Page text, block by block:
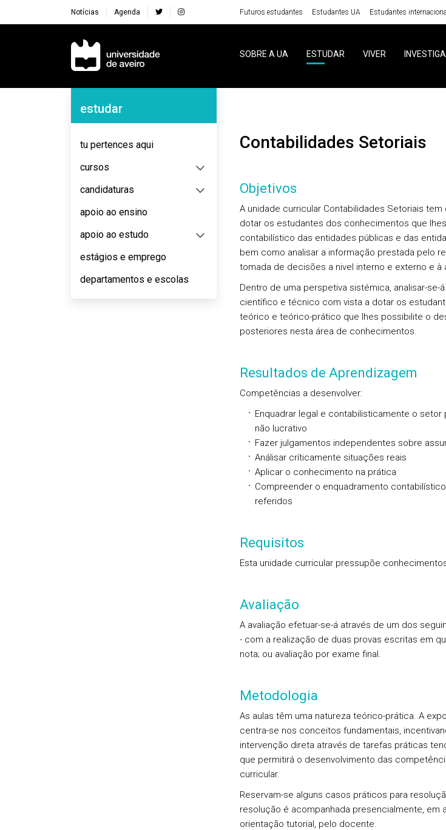
Notícias Agenda Futuros estudantes Estudantes UA Estudantes
Navegação Principal
SOBRE A UA ESTUDAR VIVER
Navegação Lateral
estudar
tu pertences aqui
cursos
candidaturas
apoio ao ensino
apoio ao estudo
estágios e emprego
departamentos e escolas
Contabilidades Setoriais
Objetivos
A unidade curricular Contabilidades Setoriais
dotar os estudantes dos conhecimentos que
contabilístico das entidades públicas e das
bem como analisar a informação prestada pelo
tomada de decisões a nivel interno e externo e à
Dentro de uma perspetiva sistémica, analisar-se-
científico e técnico com vista a dotar os
teórico e teórico-prático que lhes possibilite o
posteriores nesta área de conhecimentos.
Resultados de Aprendizagem
Competências a desenvolver:
Enquadrar legal e contabilisticamente o
não lucrativo
Fazer julgamentos independentes sobre
Análisar críticamente situações reais
Aplicar o conhecimento na prática
Compreender o enquadramento
referidos
Requisitos
Esta unidade curricular pressupõe
Avaliação
A avaliação efetuar-se-á através de um dos
- com a realização de duas provas escritas em
nota; ou avaliação por exame final.
Metodologia
As aulas têm uma natureza teórico-prática. A
centra-se nos conceitos fundamentais,
intervenção direta através de tarefas práticas
que permitirá o desenvolvimento das
curricular.
Reservam-se alguns casos práticos para
resolução é acompanhada presencialmente, em
orientação tutorial, pelo docente.